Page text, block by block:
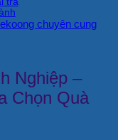
chuyên cung
Nghiệp –
Chọn Quà